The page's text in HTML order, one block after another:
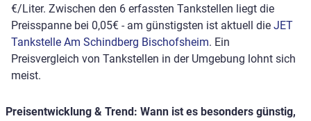
€/Liter. Zwischen den 6 erfassten Tankstellen liegt die
Preisspanne bei 0,05€ - am günstigsten ist aktuell die JET
Tankstelle Am Schindberg Bischofsheim. Ein
Preisvergleich von Tankstellen in der Umgebung lohnt sich
meist.
Preisentwicklung & Trend: Wann ist es besonders günstig,